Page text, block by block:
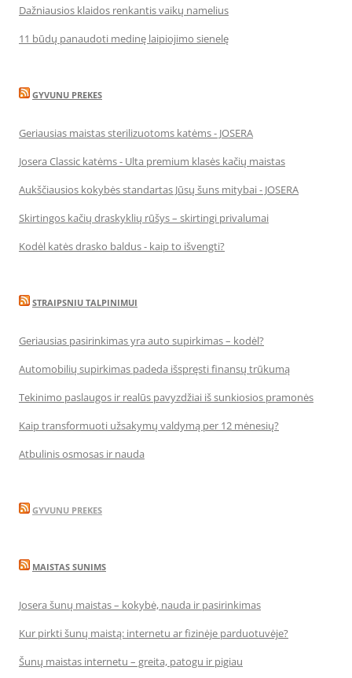
Dažniausios klaidos renkantis vaikų namelius
11 būdų panaudoti medinę laipiojimo sienelę
GYVUNU PREKES
Geriausias maistas sterilizuotoms katėms - JOSERA
Josera Classic katėms - Ulta premium klasės kačių maistas
Aukščiausios kokybės standartas Jūsų šuns mitybai - JOSERA
Skirtingos kačių draskyklių rūšys – skirtingi privalumai
Kodėl katės drasko baldus - kaip to išvengti?
STRAIPSNIU TALPINIMUI
Geriausias pasirinkimas yra auto supirkimas – kodėl?
Automobilių supirkimas padeda išspręsti finansų trūkumą
Tekinimo paslaugos ir realūs pavyzdžiai iš sunkiosios pramonės
Kaip transformuoti užsakymų valdymą per 12 mėnesių?
Atbulinis osmosas ir nauda
GYVUNU PREKES
MAISTAS SUNIMS
Josera šunų maistas – kokybė, nauda ir pasirinkimas
Kur pirkti šunų maistą: internetu ar fizinėje parduotuvėje?
Šunų maistas internetu – greita, patogu ir pigiau